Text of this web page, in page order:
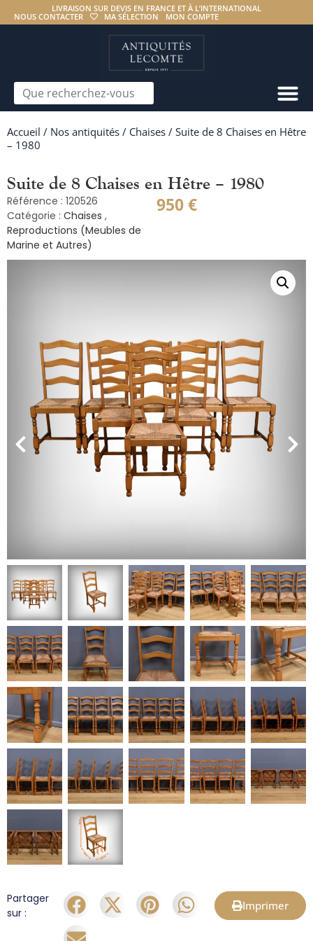
LIVRAISON SUR DEVIS EN FRANCE ET À L’INTERNATIONAL
NOUS CONTACTER
MA SÉLECTION MON COMPTE
Accueil / Nos antiquités / Chaises / Suite de 8 Chaises en Hêtre
– 1980
Suite de 8 Chaises en Hêtre – 1980
Référence : 120526
Catégorie : Chaises ,
Reproductions (Meubles de
Marine et Autres)
950€
Partager
sur :
Imprimer